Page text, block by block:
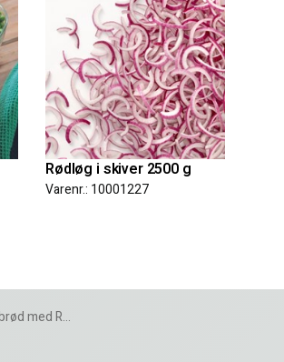
Rødløg i skiver 2500 g
Varenr.: 10001227
Rødbedeburger